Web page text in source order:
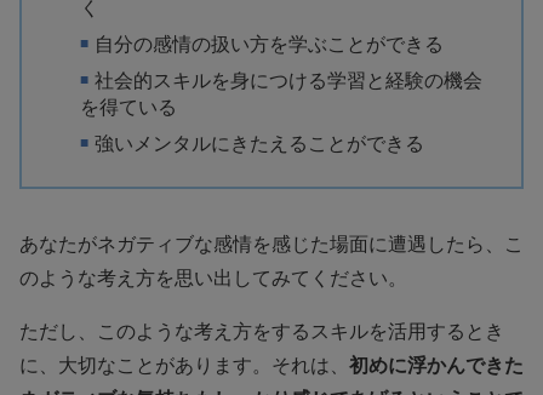
く
自分の感情の扱い方を学ぶことができる
社会的スキルを身につける学習と経験の機会
を得ている
強いメンタルにきたえることができる
あなたがネガティブな感情を感じた場面に遭遇したら、こ
のような考え方を思い出してみてください。
ただし、このような考え方をするスキルを活用するとき
に、大切なことがあります。それは、 初めに浮かんできた